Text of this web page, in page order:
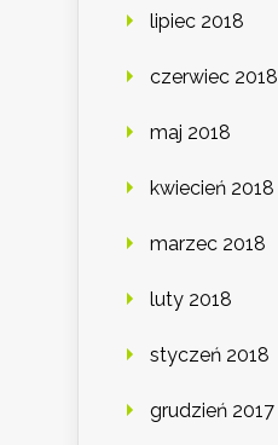
lipiec 2018
czerwiec 2018
maj 2018
kwiecień 2018
marzec 2018
luty 2018
styczeń 2018
grudzień 2017